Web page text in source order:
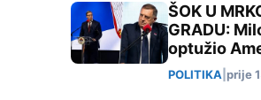
ŠOK U
GRADU:
optužio
POLITIKA prije